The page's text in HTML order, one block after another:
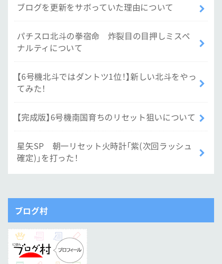
ブログを更新をサボっていた理由について
パチスロ北斗の拳宿命 炸裂目の目押しミスペ
ナルティについて
【6号機北斗ではダントツ1位！】新しい北斗をやっ
てみた！
【完成版】6号機南国育ちのリセット狙いについて
星矢SP 朝一リセット火時計「紫(次回ラッシュ
確定)」を打った！
ブログ村